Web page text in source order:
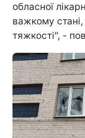
обласної
важкому
тяжкості", -